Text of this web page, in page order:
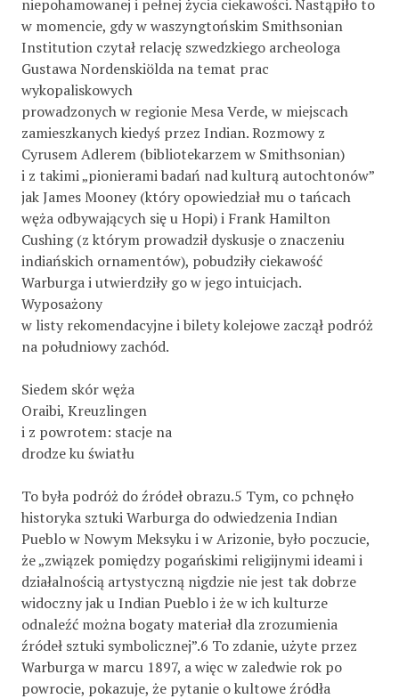
niepohamowanej i pełnej życia ciekawości. Nastąpiło to
w momencie, gdy w waszyngtońskim Smithsonian
Institution czytał relację szwedzkiego archeologa
Gustawa Nordenskiölda na temat prac
wykopaliskowych
prowadzonych w regionie Mesa Verde, w miejscach
zamieszkanych kiedyś przez Indian. Rozmowy z
Cyrusem Adlerem (bibliotekarzem w Smithsonian)
i z takimi „pionierami badań nad kulturą autochtonów”
jak James Mooney (który opowiedział mu o tańcach
węża odbywających się u Hopi) i Frank Hamilton
Cushing (z którym prowadził dyskusje o znaczeniu
indiańskich ornamentów), pobudziły ciekawość
Warburga i utwierdziły go w jego intuicjach.
Wyposażony
w listy rekomendacyjne i bilety kolejowe zaczął podróż
na południowy zachód.
Siedem skór węża
Oraibi, Kreuzlingen
i z powrotem: stacje na
drodze ku światłu
To była podróż do źródeł obrazu.5 Tym, co pchnęło
historyka sztuki Warburga do odwiedzenia Indian
Pueblo w Nowym Meksyku i w Arizonie, było poczucie,
że „związek pomiędzy pogańskimi religijnymi ideami i
działalnością artystyczną nigdzie nie jest tak dobrze
widoczny jak u Indian Pueblo i że w ich kulturze
odnaleźć można bogaty materiał dla zrozumienia
źródeł sztuki symbolicznej”.6 To zdanie, użyte przez
Warburga w marcu 1897, a więc w zaledwie rok po
powrocie, pokazuje, że pytanie o kultowe źródła